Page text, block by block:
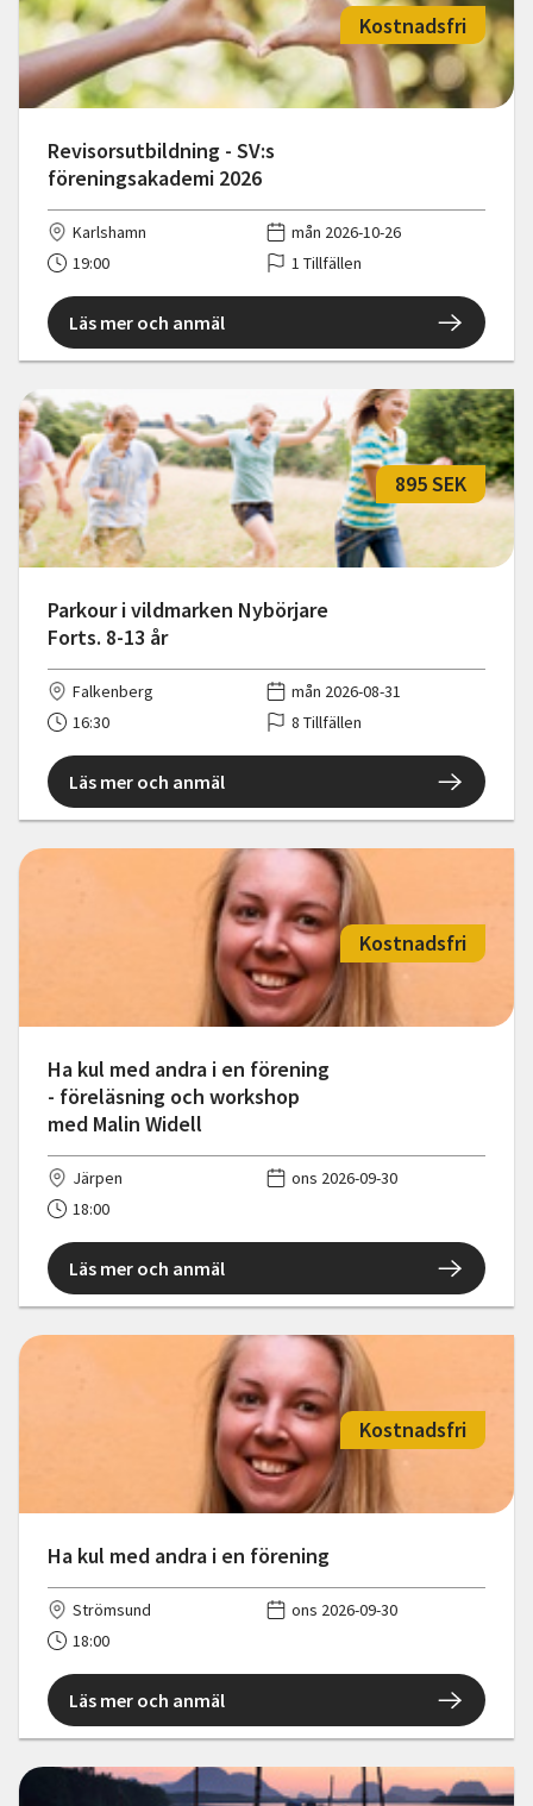
Revisorsutbildning - SV:s
föreningsakademi 2026
Kostnadsfri
Karlshamn
mån 2026-10-26
19:00
1 Tillfällen
Läs mer och anmäl
Parkour i vildmarken Nybörjare
Forts. 8-13 år
895 SEK
Falkenberg
mån 2026-08-31
16:30
8 Tillfällen
Läs mer och anmäl
Ha kul med andra i en förening
- föreläsning och workshop
med Malin Widell
Kostnadsfri
Järpen
ons 2026-09-30
18:00
Läs mer och anmäl
Ha kul med andra i en förening
Kostnadsfri
Strömsund
ons 2026-09-30
18:00
Läs mer och anmäl